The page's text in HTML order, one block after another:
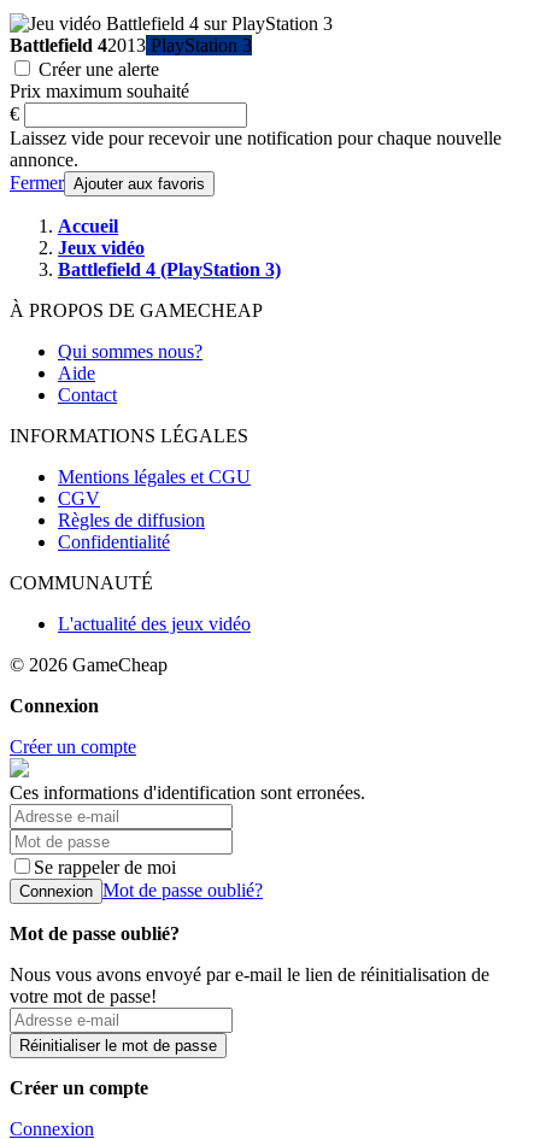
Battlefield 42013 PlayStation 3
Créer une alerte
Prix maximum souhaité
€
Laissez vide pour recevoir une notification pour chaque nouvelle
annonce.
Fermer Ajouter aux favoris
Accueil
Jeux vidéo
Battlefield 4 (PlayStation 3)
À PROPOS DE GAMECHEAP
Qui sommes nous?
Aide
Contact
INFORMATIONS LÉGALES
Mentions légales et CGU
CGV
Règles de diffusion
Confidentialité
COMMUNAUTÉ
L'actualité des jeux vidéo
© 2026 GameCheap
Connexion
Créer un compte
Ces informations d'identification sont erronées.
Se rappeler de moi
Connexion Mot de passe oublié?
Mot de passe oublié?
Nous vous avons envoyé par e-mail le lien de réinitialisation de
votre mot de passe!
Réinitialiser le mot de passe
Créer un compte
Connexion